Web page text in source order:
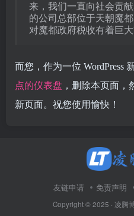
来，我们一直向社会贡
的公司总部位于天朝魔
对魔都政府税收有着巨大
而您，作为一位 WordPress
点的仪表盘 ，删除本页面
新页面。祝您使用愉快！
友链申请 免责声明
Copyright © 2025 · 凌腾